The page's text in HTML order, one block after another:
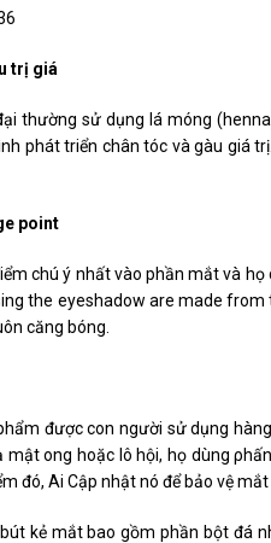
trị giá
thường sử dụng lá móng
phát triển chân tóc và gàu giá
point
chú ý nhất vào phần mắt và
the eyeshadow are made
căng bóng.
được con người sử dụng
mật ong hoặc lô hội, họ dùng
đó, Ai Cập nhật nó để bảo vệ
kẻ mắt bao gồm phần bột đá